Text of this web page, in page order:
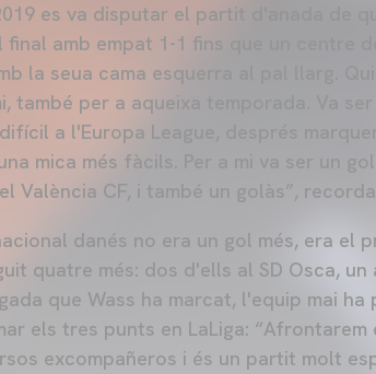
es va disputar el partit d'anada de
amb empat 1-1 fins que un centre de
la seua cama esquerra al pal llarg.
també per a aqueixa temporada. Va
a l'Europa League, després
mica més fàcils. Per a mi va ser un
València CF, i també un golàs”, recorda
danés no era un gol més, era el
quatre més: dos d'ells al SD Osca,
que Wass ha marcat, l'equip mai
els tres punts en LaLiga:
excompañeros i és un partit molt